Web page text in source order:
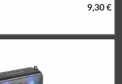
9,30 €